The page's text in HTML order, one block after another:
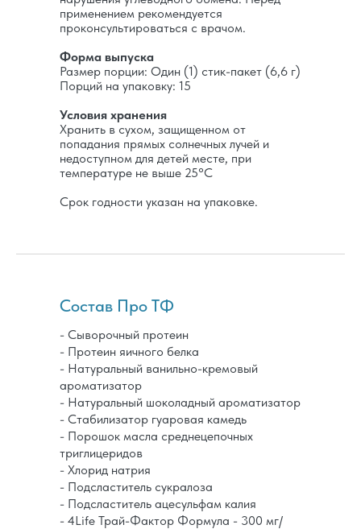
применением рекомендуется
проконсультироваться с врачом.
Форма выпуска
Размер порции: Один (1) стик-пакет (6,6 г)
Порций на упаковку: 15
Условия хранения
Хранить в сухом, защищенном от
попадания прямых солнечных лучей и
недоступном для детей месте, при
температуре не выше 25°C
Срок годности указан на упаковке.
- Сыворочный протеин
- Протеин яичного белка
- Натуральный ванильно-кремовый
ароматизатор
- Натуральный шоколадный ароматизатор
- Стабилизатор гуаровая камедь
- Порошок масла среднецепочных
триглицеридов
- Хлорид натрия
- Подсластитель сукралоза
- Подсластитель ацесульфам калия
- 4Life Трай-Фактор Формула - 300 мг/
Состав Про ТФ